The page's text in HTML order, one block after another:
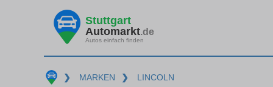
Stuttgart
Automarkt.de
Autos einfach finden
❯ MARKEN ❯ LINCOLN